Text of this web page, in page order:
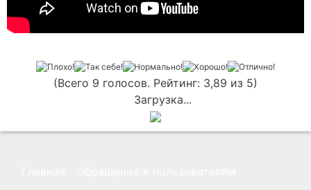
(Всего 9 голосов. Рейтинг: 3,89 из 5)
Загрузка...